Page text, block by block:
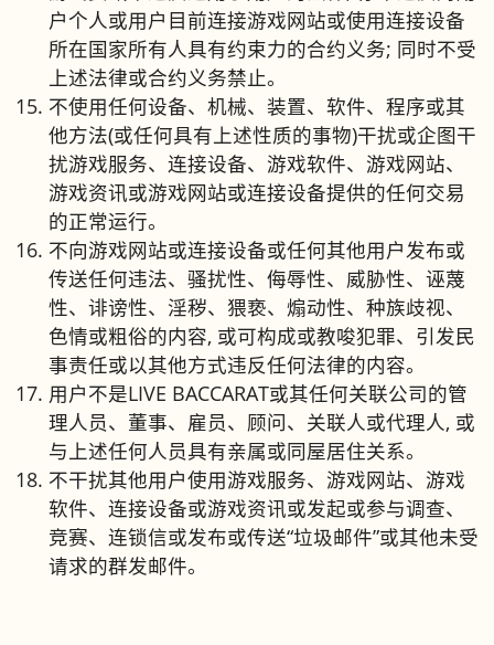
户个人或用户目前连接游戏网站或使用连接设备
所在国家所有人具有约束力的合约义务; 同时不受
上述法律或合约义务禁止。
不使用任何设备、机械、装置、软件、程序或其
他方法(或任何具有上述性质的事物)干扰或企图干
扰游戏服务、连接设备、游戏软件、游戏网站、
游戏资讯或游戏网站或连接设备提供的任何交易
的正常运行。
不向游戏网站或连接设备或任何其他用户发布或
传送任何违法、骚扰性、侮辱性、威胁性、诬蔑
性、诽谤性、淫秽、猥亵、煽动性、种族歧视、
色情或粗俗的内容, 或可构成或教唆犯罪、引发民
事责任或以其他方式违反任何法律的内容。
用户不是LIVE BACCARAT或其任何关联公司的管
理人员、董事、雇员、顾问、关联人或代理人, 或
与上述任何人员具有亲属或同屋居住关系。
不干扰其他用户使用游戏服务、游戏网站、游戏
软件、连接设备或游戏资讯或发起或参与调查、
竞赛、连锁信或发布或传送“垃圾邮件”或其他未受
请求的群发邮件。